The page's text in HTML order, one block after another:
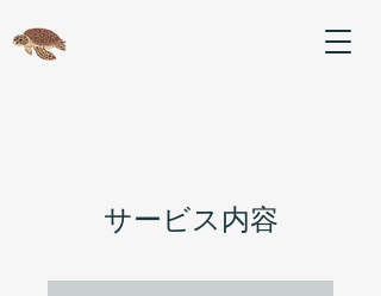
サービス内容